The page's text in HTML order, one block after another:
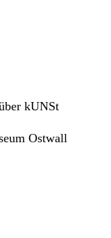
kUNSt
Ostwall